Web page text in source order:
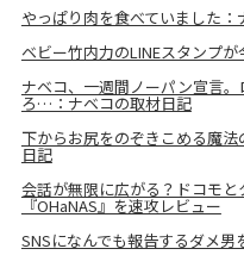
やっぱり肉を食べていました
ベビー竹内力のLINEスタンプ
ナベコ、一週間ノーパン宣言
ろ…：ナベコの取材日記
下からお尻をのぞきこめる魔
日記
会話が無限に広がる？ドコモ
『OHaNAS』を速攻レビュー
SNSになんでも報告するダメ